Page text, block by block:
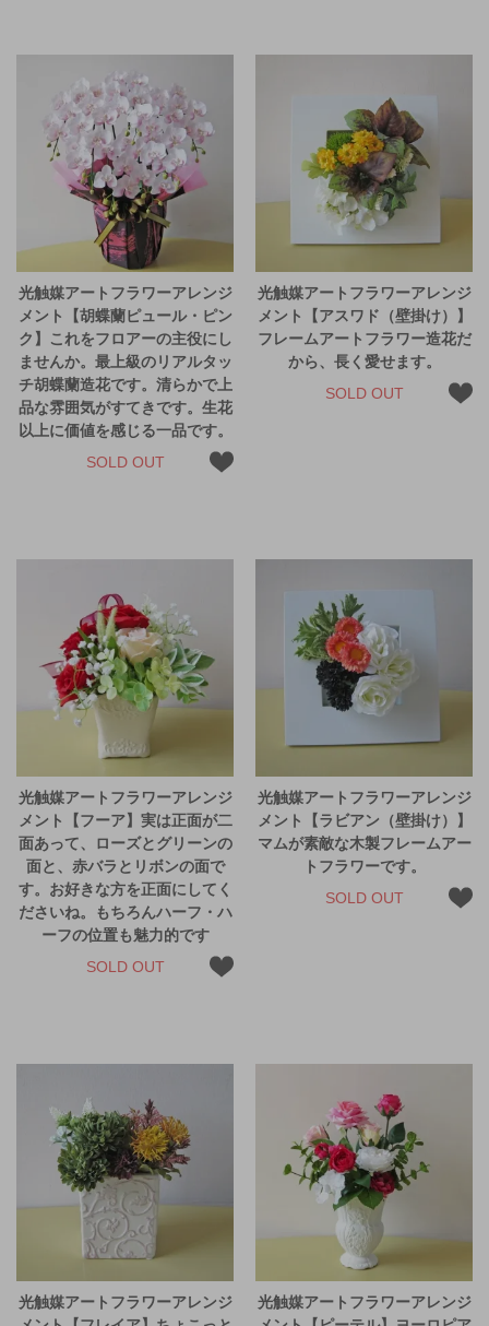
光触媒アートフラワーアレンジ
メント【胡蝶蘭ピュール・ピン
ク】これをフロアーの主役にし
ませんか。最上級のリアルタッ
チ胡蝶蘭造花です。清らかで上
品な雰囲気がすてきです。生花
以上に価値を感じる一品です。
SOLD OUT
光触媒アートフラワーアレンジ
メント【アスワド（壁掛け）】
フレームアートフラワー造花だ
から、長く愛せます。
SOLD OUT
光触媒アートフラワーアレンジ
メント【フーア】実は正面が二
面あって、ローズとグリーンの
面と、赤バラとリボンの面で
す。お好きな方を正面にしてく
ださいね。もちろんハーフ・ハ
ーフの位置も魅力的です
SOLD OUT
光触媒アートフラワーアレンジ
メント【ラビアン（壁掛け）】
マムが素敵な木製フレームアー
トフラワーです。
SOLD OUT
光触媒アートフラワーアレンジ
光触媒アートフラワーアレンジ